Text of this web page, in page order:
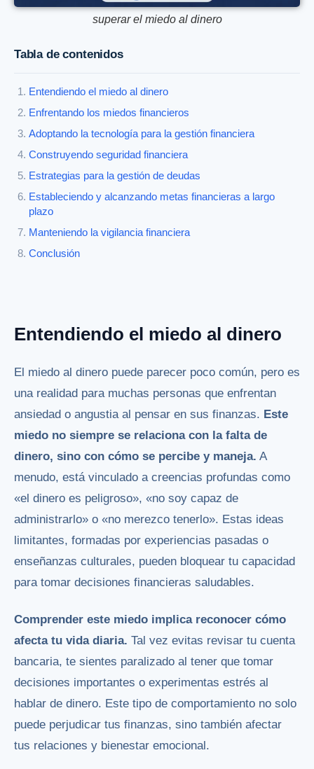
superar el miedo al dinero
Tabla de contenidos
Entendiendo el miedo al dinero
Enfrentando los miedos financieros
Adoptando la tecnología para la gestión financiera
Construyendo seguridad financiera
Estrategias para la gestión de deudas
Estableciendo y alcanzando metas financieras a largo
plazo
Manteniendo la vigilancia financiera
Conclusión
Entendiendo el miedo al dinero
El miedo al dinero puede parecer poco común, pero es
una realidad para muchas personas que enfrentan
ansiedad o angustia al pensar en sus finanzas. Este
miedo no siempre se relaciona con la falta de
dinero, sino con cómo se percibe y maneja. A
menudo, está vinculado a creencias profundas como
«el dinero es peligroso», «no soy capaz de
administrarlo» o «no merezco tenerlo». Estas ideas
limitantes, formadas por experiencias pasadas o
enseñanzas culturales, pueden bloquear tu capacidad
para tomar decisiones financieras saludables.
Comprender este miedo implica reconocer cómo
afecta tu vida diaria. Tal vez evitas revisar tu cuenta
bancaria, te sientes paralizado al tener que tomar
decisiones importantes o experimentas estrés al
hablar de dinero. Este tipo de comportamiento no solo
puede perjudicar tus finanzas, sino también afectar
tus relaciones y bienestar emocional.